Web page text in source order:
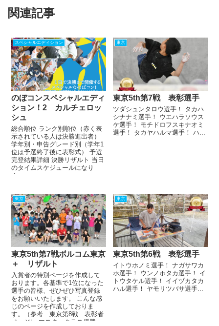
関連記事
スペシャルエディション
のぼコンスペシャルエディ
ション！2 カルチェロッ
シュ
総合順位 ランク別順位（赤く表
示されている人は決勝進出者）
学年別・申告グレード別（学年1
位は予選終了後に表彰式） 予選
完登結果詳細 決勝リザルト 当日
のタイムスケジュールになり
ま...
東京
東京5th第7戦 表彰選手
ツダシュンタロウ選手！ タカハ
シナナミ選手！ ウエハラソウス
ケ選手！ モチドロフスキナオミ
選手！ タカヤハルマ選手！ ハ...
東京
東京5th第7戦ボルコム東京
＋ リザルト
入賞者の特別ページを作成して
おります。各基準で1位になった
選手の皆様、ぜひぜひ写真登録
をお願いいたします。 こんな感
じのページを作成しておりま
す。（参考 東京第8戦 表彰者
ページ） マスタークラス優勝、
東京
東京5th第6戦 表彰選手
イトウホノミ選手！ ナガサワカ
ホ選手！ ウンノホタカ選手！ イ
トウタケル選手！ イイヅカタカ
ハル選手！ ヤモリツバサ選手...